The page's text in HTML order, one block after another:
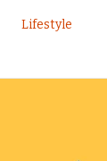
Lifestyle